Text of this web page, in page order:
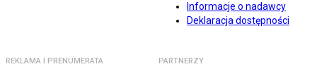
Informacje o nadawcy
Deklaracja dostępności
REKLAMA I PRENUMERATA PARTNERZY